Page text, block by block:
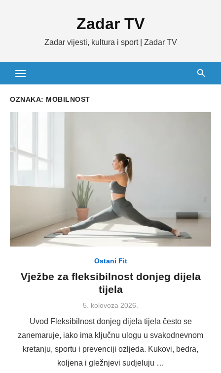
Zadar TV
Zadar vijesti, kultura i sport | Zadar TV
OZNAKA: MOBILNOST
Ostani Fit
Vježbe za fleksibilnost donjeg dijela
tijela
Posted
5. kolovoza 2026.
Uvod Fleksibilnost donjeg dijela tijela često se
zanemaruje, iako ima ključnu ulogu u svakodnevnom
kretanju, sportu i prevenciji ozljeda. Kukovi, bedra,
koljena i gležnjevi sudjeluju …